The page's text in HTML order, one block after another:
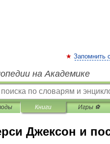
Запомнить
на Академике
Книги Игры ⚽
Джексон и